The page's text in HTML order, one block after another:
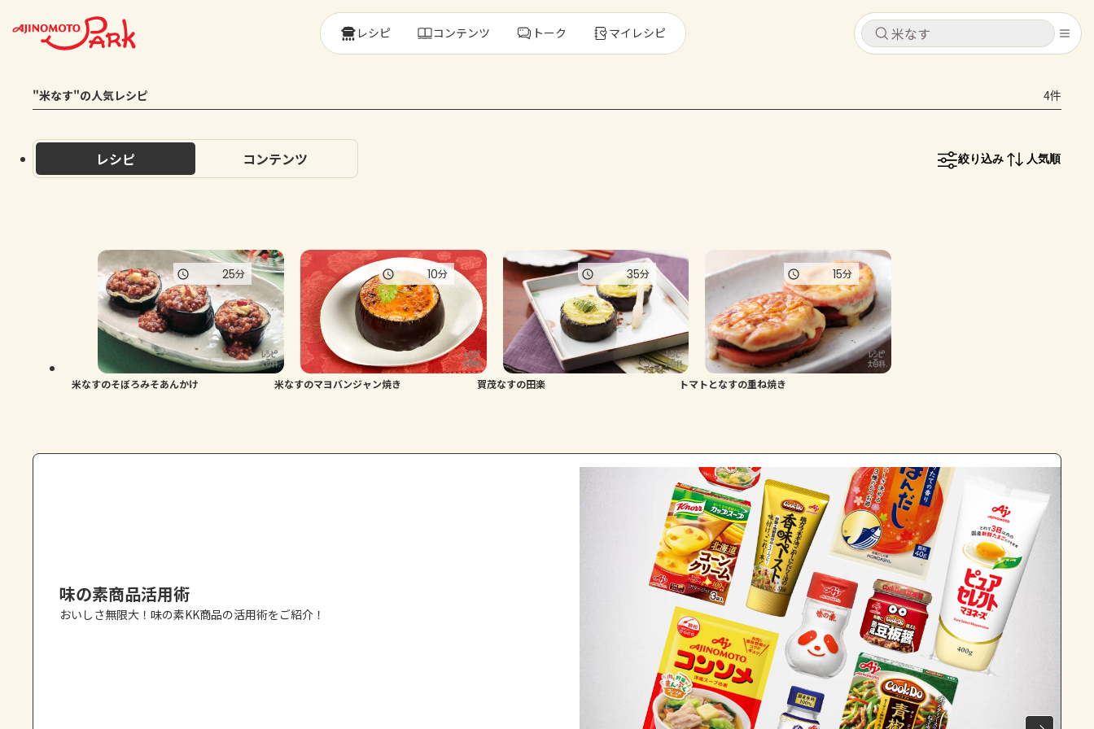
キャンセル
ログインするとレシピを保存できます
コンテンツ
レシピ
トーク
AJINOMOTO PARK とは
キャンセル
レシピ コンテンツ
レシピ コンテンツ トーク マイレシピ
"米なす"の人気レシピ 4件
レシピ コンテンツ 絞り込み 人気順
米なすのそぼろみそあんかけ
25分
米なすのマヨバンジャン焼き
10分
賀茂なすの田楽
35分
トマトとなすの重ね焼き
15分
味の素商品活用術
おいしさ無限大！味の素KK商品の活用術をご紹介！